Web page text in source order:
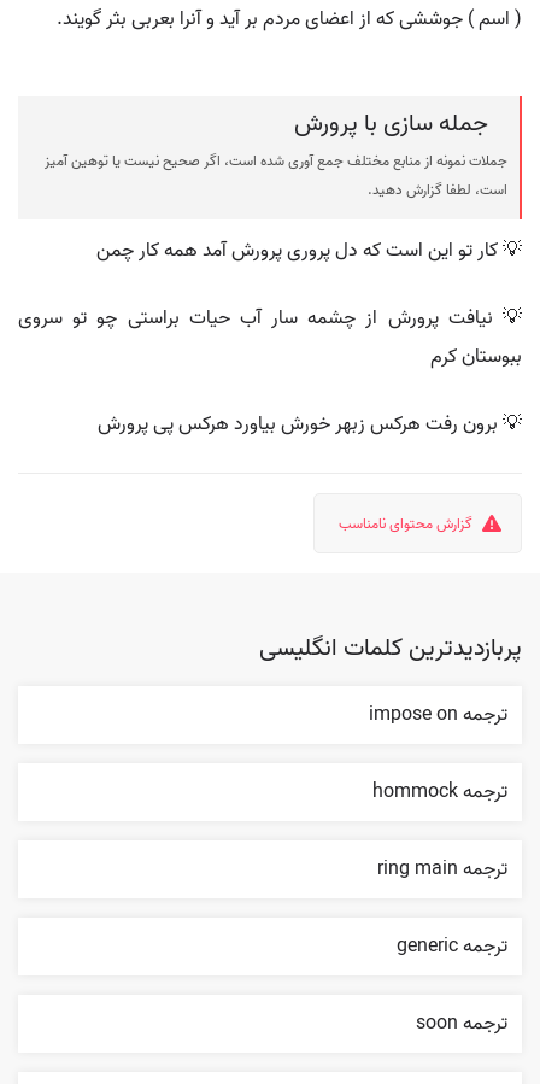
( اسم ) جوششی که از اعضای مردم بر آید و آنرا بعربی بثر گویند.
جمله سازی با پرورش
جملات نمونه از منابع مختلف جمع آوری شده است، اگر صحیح نیست یا توهین آمیز
است، لطفا گزارش دهید.
💡 کار تو این است که دل پروری پرورش آمد همه کار چمن
💡 نیافت پرورش از چشمه سار آب حیات براستی چو تو سروی
ببوستان کرم
💡 برون رفت هرکس زبهر خورش بیاورد هرکس پی پرورش
گزارش محتوای نامناسب
پربازدیدترین کلمات انگلیسی
ترجمه impose on
ترجمه hommock
ترجمه ring main
ترجمه generic
ترجمه soon